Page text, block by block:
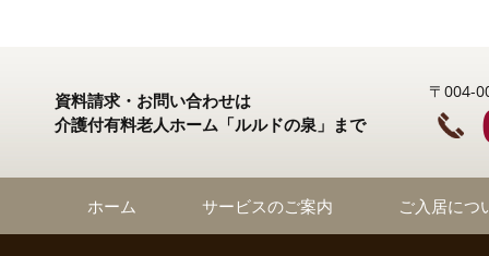
資料請求・お問い合わせは
介護付有料老人ホーム「ルルドの泉」まで
〒004-
ホーム サービスのご案内 ご入居につ